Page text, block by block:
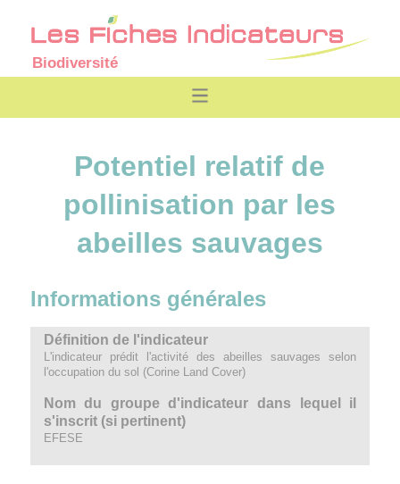
Biodiversité
Potentiel relatif de
pollinisation par les
abeilles sauvages
Informations générales
Définition de l'indicateur
L'indicateur prédit l'activité des abeilles sauvages selon
l'occupation du sol (Corine Land Cover)
Nom du groupe d'indicateur dans lequel il
s'inscrit (si pertinent)
EFESE